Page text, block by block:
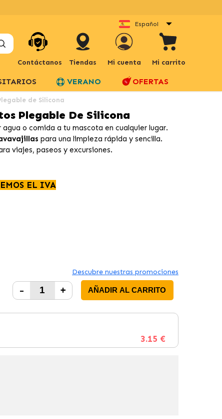
Español
Contáctanos Tiendas Mi cuenta Mi carrito
VERANO OFERTAS
de Silicona
Plegable De Silicona
o comida a tu mascota en cualquier lugar.
para una limpieza rápida y sencilla.
viajes, paseos y excursiones.
EL IVA
Descubre nuestras promociones
- + AÑADIR AL CARRITO
3.15 €